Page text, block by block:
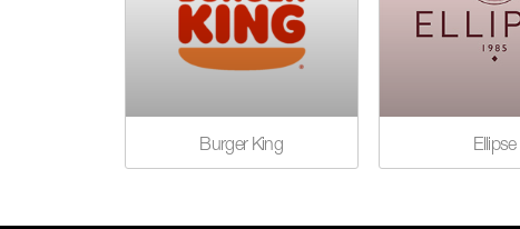
Burger King Ellipse